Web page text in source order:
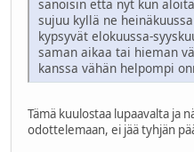
sanoisin että nyt kun
sujuu kyllä ne
kypsyvät elokuussa-
saman aikaa tai hieman
kanssa vähän helpompi
Tämä kuulostaa lupaavalta ja
odottelemaan, ei jää tyhjän